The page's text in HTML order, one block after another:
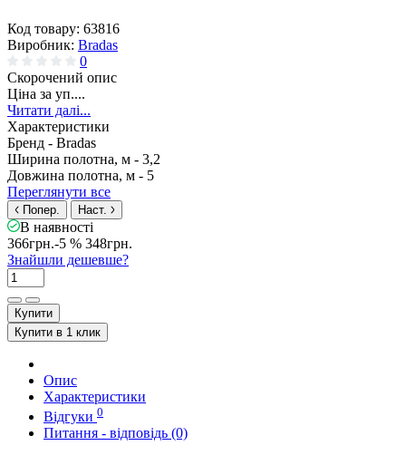
Код товару: 63816
Виробник: Bradas
0
Скорочений опис
Ціна за уп....
Читати далі...
Характеристики
Бренд - Bradas
Ширина полотна, м - 3,2
Довжина полотна, м - 5
Переглянути все
Попер. Наст.
В наявності
366грн.-5 % 348грн.
Знайшли дешевше?
Купити
Купити в 1 клик
Опис
Характеристики
Відгуки 0
Питання - відповідь (0)